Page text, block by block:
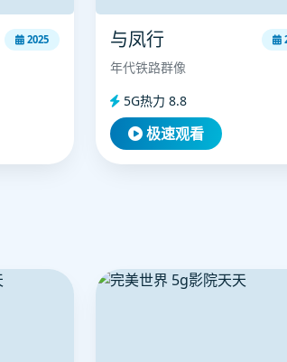
2025 与凤行
年代铁路群像
5G热力 8.8
极速观看